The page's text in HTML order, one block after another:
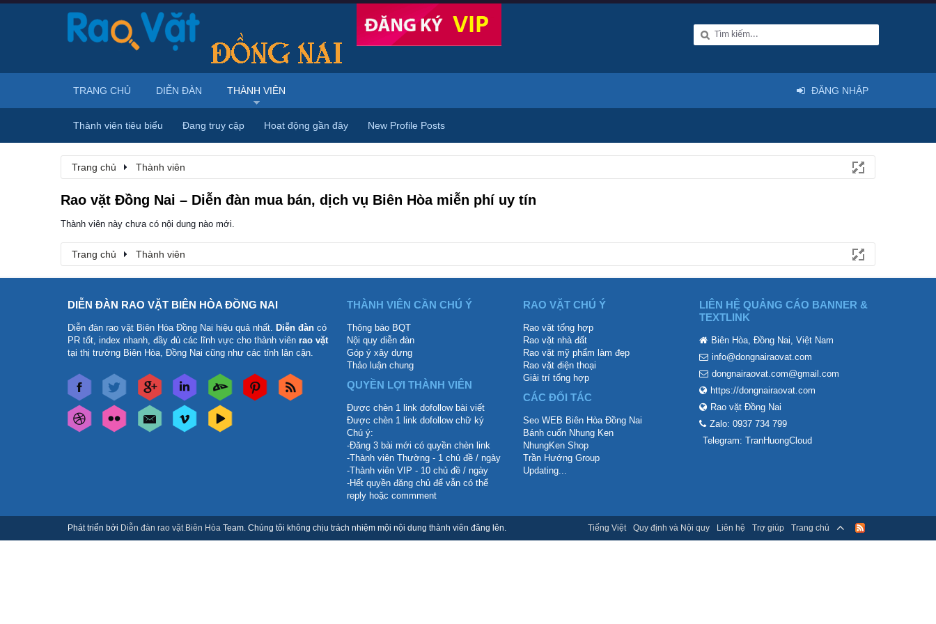
Trang chủ Thành viên
Rao vặt Đồng Nai – Diễn đàn mua bán, dịch vụ Biên Hòa miễn phí uy tín
Thành viên này chưa có nội dung nào mới.
Trang chủ Thành viên
TRANG CHỦ DIỄN ĐÀN THÀNH VIÊN
Thành viên tiêu biểu Đang truy cập Hoạt động gần đây New Profile Posts
ĐĂNG NHẬP
DIỄN ĐÀN RAO VẶT BIÊN HÒA ĐỒNG NAI
Diễn đàn rao vặt Biên Hòa Đồng Nai hiệu quả nhất. Diễn đàn có
PR tốt, index nhanh, đầy đủ các lĩnh vực cho thành viên rao vặt
tại thị trường Biên Hòa, Đồng Nai cũng như các tỉnh lân cận.
THÀNH VIÊN CẦN CHÚ Ý
Thông báo BQT
Nội quy diễn đàn
Góp ý xây dựng
Thảo luận chung
QUYỀN LỢI THÀNH VIÊN
Được chèn 1 link dofollow bài viết
Được chèn 1 link dofollow chữ ký
Chú ý:
-Đăng 3 bài mới có quyền chèn link
-Thành viên Thường - 1 chủ đề / ngày
-Thành viên VIP - 10 chủ đề / ngày
-Hết quyền đăng chủ để vẫn có thể
reply hoặc commment
RAO VẶT CHÚ Ý
Rao vặt tổng hợp
Rao vặt nhà đất
Rao vặt mỹ phẩm làm đẹp
Rao vặt điện thoại
Giải trí tổng hợp
CÁC ĐỐI TÁC
Seo WEB Biên Hòa Đồng Nai
Bánh cuốn Nhung Ken
NhungKen Shop
Trần Hướng Group
Updating...
LIÊN HỆ QUẢNG CÁO BANNER &
TEXTLINK
Biên Hòa, Đồng Nai, Việt Nam
info@dongnairaovat.com
dongnairaovat.com@gmail.com
https://dongnairaovat.com
Rao vặt Đồng Nai
Zalo: 0937 734 799
Telegram: TranHuongCloud
Phát triển bởi Diễn đàn rao vặt Biên Hòa Team. Chúng tôi không chịu trách nhiệm mội nội dung thành viên đăng lên. Tiếng Việt Quy định và Nội quy Liên hệ Trợ giúp Trang chủ